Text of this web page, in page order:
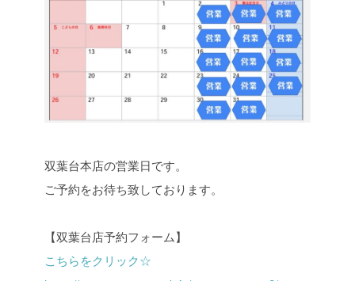
双葉台本店の営業日です。
ご予約をお待ち致しております。
【双葉台店予約フォーム】
こちらをクリック☆